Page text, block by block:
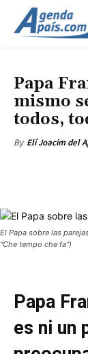
Papa
mismo
todos,
By Elí Joacim del
El Papa sobre las
"Che tempo che fa")
Papa
es ni un